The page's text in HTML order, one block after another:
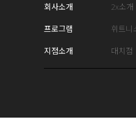
회사소개 2x소개
프로그램
휘트니
지점소개
대치점